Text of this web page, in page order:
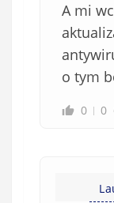
A mi
o tym
0 0